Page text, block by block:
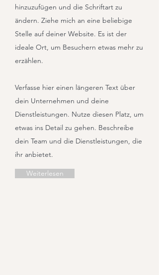
hinzuzufügen und die Schriftart zu
ändern. Ziehe mich an eine beliebige
Stelle auf deiner Website. Es ist der
ideale Ort, um Besuchern etwas mehr zu
erzählen.
Verfasse hier einen längeren Text über
dein Unternehmen und deine
Dienstleistungen. Nutze diesen Platz, um
etwas ins Detail zu gehen. Beschreibe
dein Team und die Dienstleistungen, die
ihr anbietet.
Weiterlesen